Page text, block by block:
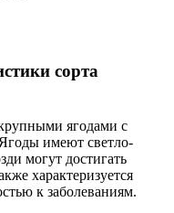
сорта
ягодами с
имеют светло-
могут достигать
характеризуется
к заболеваниям.